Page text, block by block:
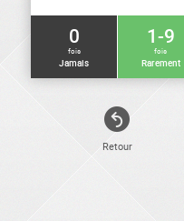
Retour
0
fois
Jamais
1-9
fois
Rarement